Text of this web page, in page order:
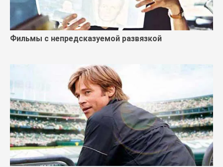
Фильмы с непредсказуемой развязкой